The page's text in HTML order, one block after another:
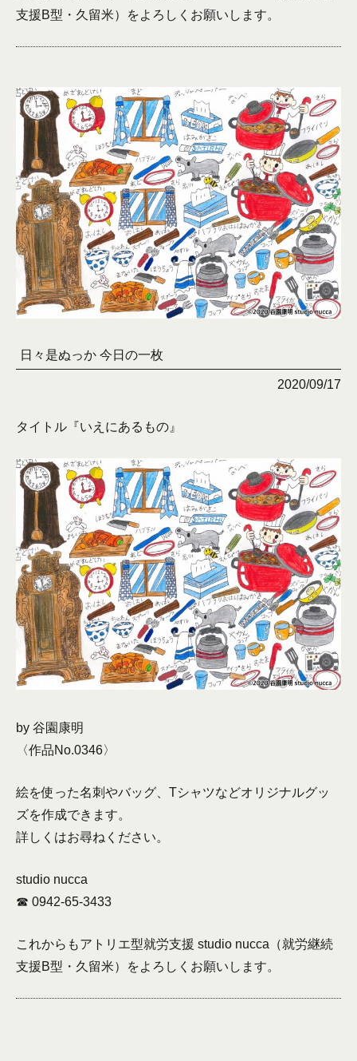
支援B型・久留米）をよろしくお願いします。
日々是ぬっか 今日の一枚
2020/09/17
タイトル『いえにあるもの』
by 谷園康明
〈作品No.0346〉
絵を使った名刺やバッグ、Tシャツなどオリジナルグッ
ズを作成できます。
詳しくはお尋ねください。
studio nucca
☎︎ 0942-65-3433
これからもアトリエ型就労支援 studio nucca（就労継続
支援B型・久留米）をよろしくお願いします。